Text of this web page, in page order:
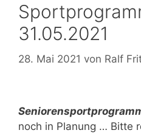
31.05.2021
28. Mai 2021 von Ralf
noch in Planung … Bitte